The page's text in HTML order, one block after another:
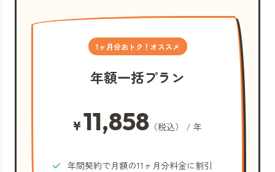
1ヶ月分おトク！オススメ
年額一括プラン
¥11,858 （税込） / 年
年間契約で月額の11ヶ月分料金に割引